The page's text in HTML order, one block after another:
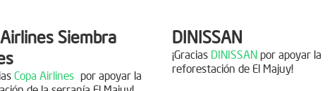
Siembra
Copa Airlines por apoyar la
DINISSAN
¡Gracias DINISSAN por apoyar la
reforestación de El Majuy!